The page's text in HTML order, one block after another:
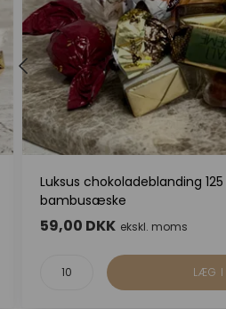
Luksus chokoladeblanding
bambusæske
59,00 DKK ekskl. moms